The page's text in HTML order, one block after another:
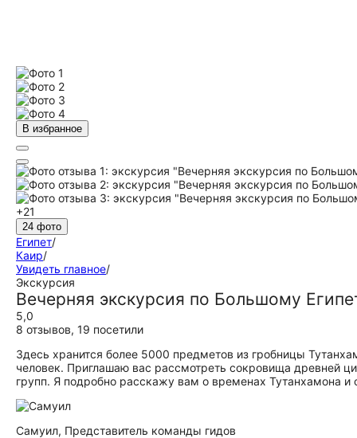
В избранное
+21
24 фото
Египет/
Каир/
Увидеть главное/
Экскурсия
Вечерняя экскурсия по Большому
5,0
8 отзывов, 19 посетили
Здесь хранится более 5000 предметов из гробницы
человек. Приглашаю вас рассмотреть сокровища древней
групп. Я подробно расскажу вам о временах Тутанхамона
Самуил, Представитель команды гидов